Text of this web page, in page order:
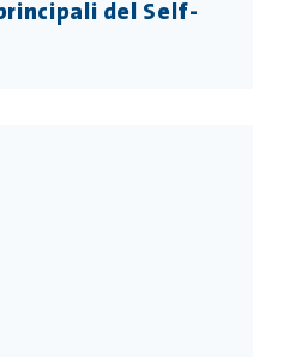
del Self-